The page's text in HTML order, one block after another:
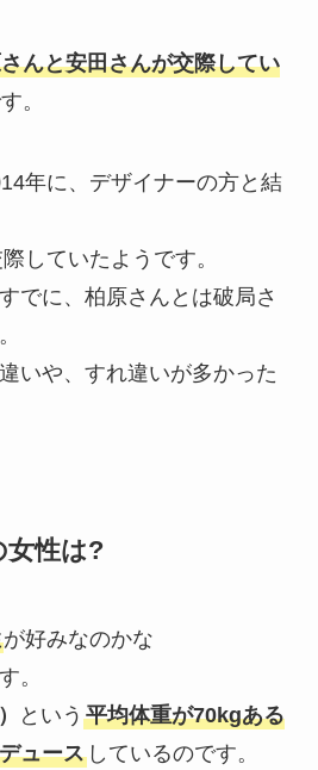
んと安田さんが交際してい
。
年に、デザイナーの方と結
していたようです。
でに、柏原さんとは破局さ
いや、すれ違いが多かった
女性は?
が好みなのかな
。
という 平均体重が70kgある
ュースしているのです。